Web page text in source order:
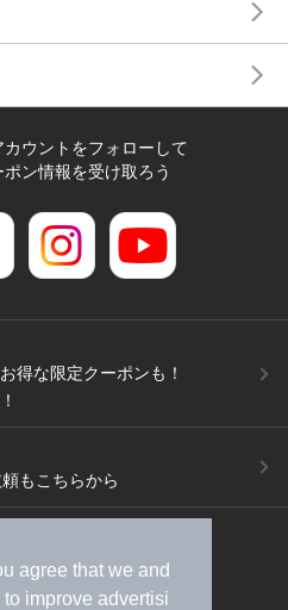
agree that we and
improve advertisi
ウントをフォローして
ン情報を受け取ろう
得な限定クーポンも！
もこちらから
求）
広告出稿のご案内
タイルMEMBERS+規約